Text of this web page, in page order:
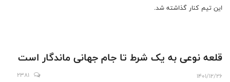
این تیم کنار گذاشته شد.
قلعه نوعی به یک شرط تا جام جهانی ماندگار است
1401/12/26
2381